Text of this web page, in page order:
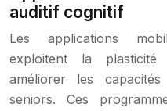
auditif cognitif
Les applications
exploitent la
améliorer les
seniors. Ces